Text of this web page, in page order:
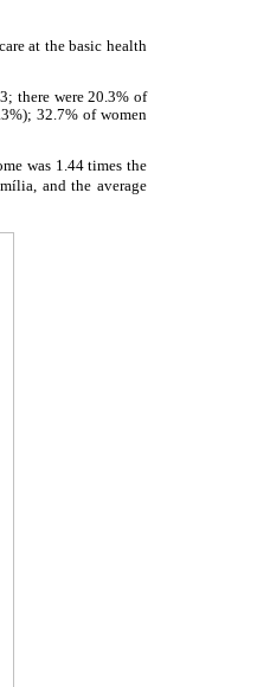
at the basic health
there were 20.3% of
32.7% of women
was 1.44 times the
and the average